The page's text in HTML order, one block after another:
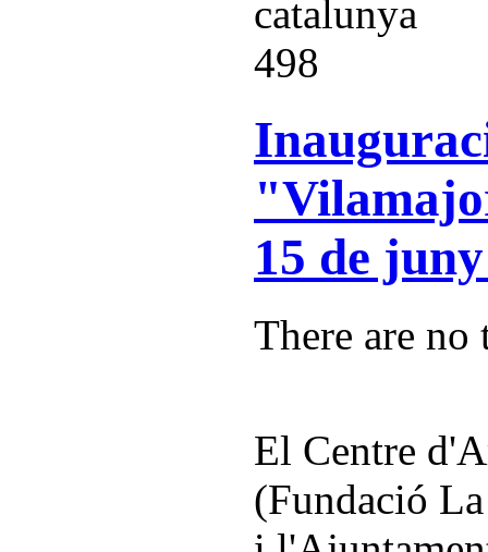
15 de
There are no
El Centre
(Fundació